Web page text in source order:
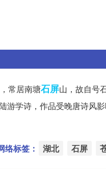
常居南塘石屏山，故自号
游学诗，作品受晚唐诗风
络标签： 湖北 石屏